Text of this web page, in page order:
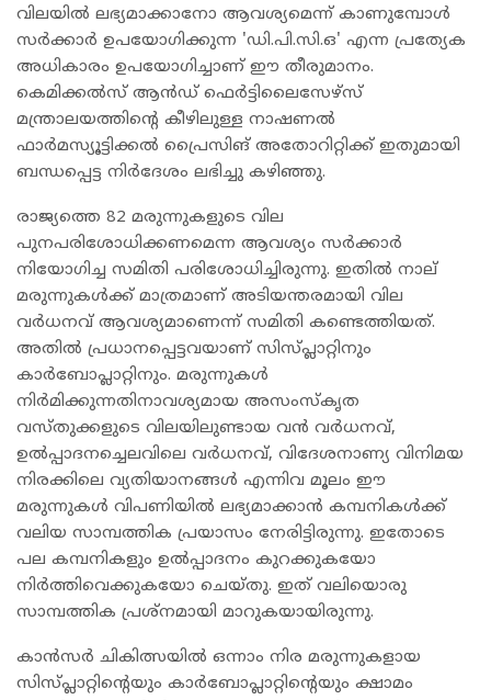
വിലയിൽ ലഭ്യമാക്കാനോ ആവശ്യമെന്ന് കാണുമ്പോൾ
സർക്കാർ ഉപയോഗിക്കുന്ന 'ഡി.പി.സി.ഒ' എന്ന പ്രത്യേക
അധികാരം ഉപയോഗിച്ചാണ് ഈ തീരുമാനം.
കെമിക്കൽസ് ആൻഡ് ഫെർട്ടിലൈസേഴ്‌സ്
മന്ത്രാലയത്തിന്റെ കീഴിലുള്ള നാഷണൽ
ഫാർമസ്യൂട്ടിക്കൽ പ്രൈസിങ് അതോറിറ്റിക്ക് ഇതുമായി
ബന്ധപ്പെട്ട നിർദേശം ലഭിച്ചു കഴിഞ്ഞു.
രാജ്യത്തെ 82 മരുന്നുകളുടെ വില
പുനപരിശോധിക്കണമെന്ന ആവശ്യം സർക്കാർ
നിയോഗിച്ച സമിതി പരിശോധിച്ചിരുന്നു. ഇതിൽ നാല്
മരുന്നുകൾക്ക് മാത്രമാണ് അടിയന്തരമായി വില
വർധനവ് ആവശ്യമാണെന്ന് സമിതി കണ്ടെത്തിയത്.
അതിൽ പ്രധാനപ്പെട്ടവയാണ് സിസ്പ്ലാറ്റിനും
കാർബോപ്ലാറ്റിനും. മരുന്നുകൾ
നിർമിക്കുന്നതിനാവശ്യമായ അസംസ്കൃത
വസ്തുക്കളുടെ വിലയിലുണ്ടായ വൻ വർധനവ്,
ഉൽപ്പാദനച്ചെലവിലെ വർധനവ്, വിദേശനാണ്യ വിനിമയ
നിരക്കിലെ വ്യതിയാനങ്ങൾ എന്നിവ മൂലം ഈ
മരുന്നുകൾ വിപണിയിൽ ലഭ്യമാക്കാൻ കമ്പനികൾക്ക്
വലിയ സാമ്പത്തിക പ്രയാസം നേരിട്ടിരുന്നു. ഇതോടെ
പല കമ്പനികളും ഉൽപ്പാദനം കുറക്കുകയോ
നിർത്തിവെക്കുകയോ ചെയ്തു. ഇത് വലിയൊരു
സാമ്പത്തിക പ്രശ്നമായി മാറുകയായിരുന്നു.
കാൻസർ ചികിത്സയിൽ ഒന്നാം നിര മരുന്നുകളായ
സിസ്പ്ലാറ്റിന്റെയും കാർബോപ്ലാറ്റിന്റെയും ക്ഷാമം